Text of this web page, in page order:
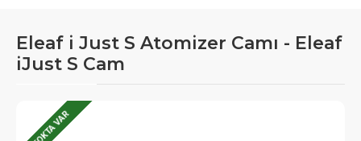
Eleaf i Just S Atomizer Camı - Eleaf
iJust S Cam
STOKTA VAR